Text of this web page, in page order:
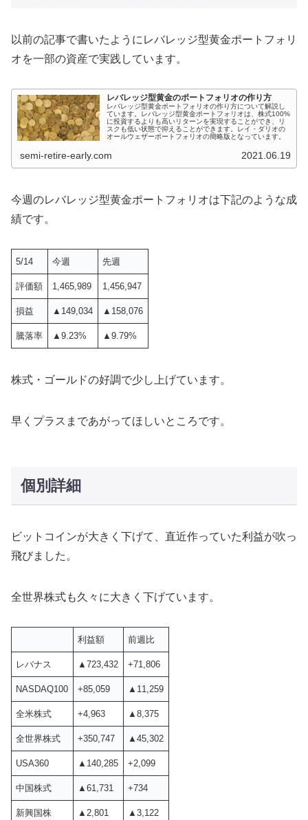
以前の記事で書いたようにレバレッジ型黄金ポートフォリ
オを一部の資産で実践しています。
レバレッジ型黄金のポートフォリオの作り方
レバレッジ型黄金ポートフォリオの作り方について解説し
ています。レバレッジ型黄金ポートフォリオは、株式100%
に投資するよりも高いリターンを実現することができ、リ
スクも低い状態で抑えることができます。レイ・ダリオの
オールウェザーポートフォリオの簡略版となっています。
semi-retire-early.com 2021.06.19
今週のレバレッジ型黄金ポートフォリオは下記のような成
績です。
5/14 今週 先週
評価額 1,465,989 1,456,947
損益 ▲149,034 ▲158,076
騰落率 ▲9.23% ▲9.79%
株式・ゴールドの好調で少し上げています。
早くプラスまであがってほしいところです。
個別詳細
ビットコインが大きく下げて、直近作っていた利益が吹っ
飛びました。
全世界株式も久々に大きく下げています。
利益額 前週比
レバナス ▲723,432 +71,806
NASDAQ100 +85,059 ▲11,259
全米株式 +4,963 ▲8,375
全世界株式 +350,747 ▲45,302
USA360 ▲140,285 +2,099
中国株式 ▲61,731 +734
新興国株 ▲2,801 ▲3,122